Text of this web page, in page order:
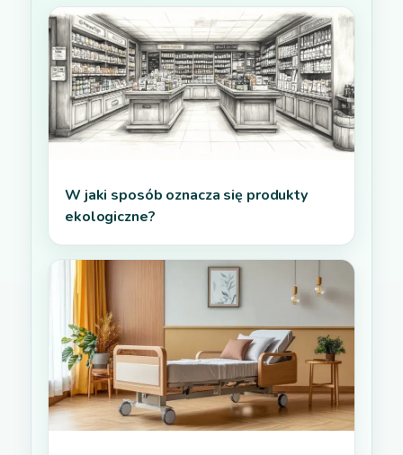
W jaki sposób oznacza się produkty
ekologiczne?